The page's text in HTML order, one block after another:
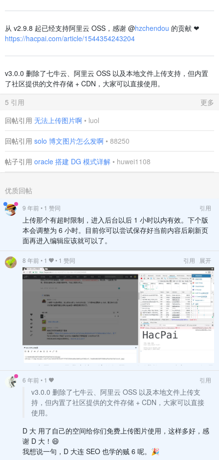
从 v2.9.8 起已经支持阿里云 OSS，感谢 @hzchendou 的贡献 ❤️
https://hacpai.com/article/1544354243204
v3.0.0 删除了七牛云、阿里云 OSS 以及本地文件上传支持，但内置
了社区提供的文件存储 + CDN，大家可以直接使用。
5 引用
更多
回帖引用 无法上传图片啊 • luol
回帖引用 solo 博文图片怎么发啊 • 88250
帖子引用 oracle 搭建 DG 模式详解 • huwei1108
优质回帖
9 年前• 1 赞同 引用
上传那个有超时限制，进入后台以后 1 小时以内有效。下个版
本会调整为 6 小时。目前你可以尝试保存好当前内容后刷新页
面再进入编辑应该就可以了。
8 年前• 1 • 1 赞同 引用 展开
不好意思啊，是我本地环境的问题，刚刚我换了一台机子，还是
ubuntu 没有这个问题，然后再我的机子上，找到了原因，如
图，因为系统自动打开了 XX-NET 软件，然后默认打开代理，
最终就上传不了大点的图片了，把代理改成直连，然后就好了，
具体原因，暂时还不知道，谢谢解答。
6 年前• 1 引用
v3.0.0 删除了七牛云、阿里云 OSS 以及本地文件上传支
持，但内置了社区提供的文件存储 + CDN，大家可以直接
使用。
D 大 用了自己的空间给你们免费上传图片使用，这样多好，感
谢 D 大！😄
我想说一句，D 大连 SEO 也学的贼 6 呢。🎉